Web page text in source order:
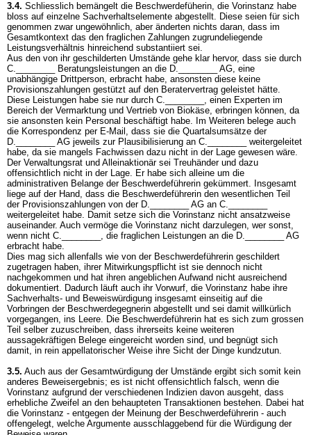
3.4. Schliesslich bemängelt die Beschwerdefüherin, die Vorinstanz habe
bloss auf einzelne Sachverhaltselemente abgestellt. Diese seien für sich
genommen zwar ungewöhnlich, aber änderten nichts daran, dass im
Gesamtkontext das den fraglichen Zahlungen zugrundeliegende
Leistungsverhältnis hinreichend substantiiert sei.
Aus den von ihr geschilderten Umstände gehe klar hervor, dass sie durch
C.________ Beratungsleistungen an die D.________ AG, eine
unabhängige Drittperson, erbracht habe, ansonsten diese keine
Provisionszahlungen gestützt auf den Beratervertrag geleistet hätte.
Diese Leistungen habe sie nur durch C.________, einen Experten im
Bereich der Vermarktung und Vertrieb von Biokäse, erbringen können, da
sie ansonsten kein Personal beschäftigt habe. Im Weiteren belege auch
die Korrespondenz per E-Mail, dass sie die Quartalsumsätze der
D.________ AG jeweils zur Plausibilisierung an C.________ weitergeleitet
habe, da sie mangels Fachwissen dazu nicht in der Lage gewesen wäre.
Der Verwaltungsrat und Alleinaktionär sei Treuhänder und dazu
offensichtlich nicht in der Lage. Er habe sich alleine um die
administrativen Belange der Beschwerdeführerin gekümmert. Insgesamt
liege auf der Hand, dass die Beschwerdeführerin den wesentlichen Teil
der Provisionszahlungen von der D.________ AG an C.________
weitergeleitet habe. Damit setze sich die Vorinstanz nicht ansatzweise
auseinander. Auch vermöge die Vorinstanz nicht darzulegen, wer sonst,
wenn nicht C.________, die fraglichen Leistungen an die D.________ AG
erbracht habe.
Dies mag sich allenfalls wie von der Beschwerdeführerin geschildert
zugetragen haben, ihrer Mitwirkungspflicht ist sie dennoch nicht
nachgekommen und hat ihren angeblichen Aufwand nicht ausreichend
dokumentiert. Dadurch läuft auch ihr Vorwurf, die Vorinstanz habe ihre
Sachverhalts- und Beweiswürdigung insgesamt einseitig auf die
Vorbringen der Beschwerdegegnerin abgestellt und sei damit willkürlich
vorgegangen, ins Leere. Die Beschwerdeführerin hat es sich zum grossen
Teil selber zuzuschreiben, dass ihrerseits keine weiteren
aussagekräftigen Belege eingereicht worden sind, und begnügt sich
damit, in rein appellatorischer Weise ihre Sicht der Dinge kundzutun.
3.5. Auch aus der Gesamtwürdigung der Umstände ergibt sich somit kein
anderes Beweisergebnis; es ist nicht offensichtlich falsch, wenn die
Vorinstanz aufgrund der verschiedenen Indizien davon ausgeht, dass
erhebliche Zweifel an den behaupteten Transaktionen bestehen. Dabei hat
die Vorinstanz - entgegen der Meinung der Beschwerdeführerin - auch
offengelegt, welche Argumente ausschlaggebend für die Würdigung der